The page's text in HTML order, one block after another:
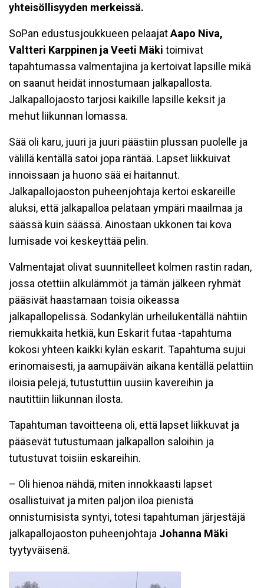
yhteisöllisyyden merkeissä.
SoPan edustusjoukkueen pelaajatAapo Niva,
Valtteri Karppinen ja Veeti Mäki toimivat
tapahtumassa valmentajina ja kertoivat lapsille mikä
on saanut heidät innostumaan jalkapallosta.
Jalkapallojaosto tarjosi kaikille lapsille keksit ja
mehut liikunnan lomassa.
Sää oli karu, juuri ja juuri päästiin plussan puolelle ja
välillä kentällä satoi jopa räntää. Lapset liikkuivat
innoissaan ja huono sää ei haitannut.
Jalkapallojaoston puheenjohtaja kertoi eskareille
aluksi, että jalkapalloa pelataan ympäri maailmaa ja
säässä kuin säässä. Ainostaan ukkonen tai kova
lumisade voi keskeyttää pelin.
Valmentajat olivat suunnitelleet kolmen rastin radan,
jossa otettiin alkulämmöt ja tämän jälkeen ryhmät
pääsivät haastamaan toisia oikeassa
jalkapallopelissä. Sodankylän urheilukentällä nähtiin
riemukkaita hetkiä, kun Eskarit futaa -tapahtuma
kokosi yhteen kaikki kylän eskarit. Tapahtuma sujui
erinomaisesti, ja aamupäivän aikana kentällä pelattiin
iloisia pelejä, tutustuttiin uusiin kavereihin ja
nautittiin liikunnan ilosta.
Tapahtuman tavoitteena oli, että lapset liikkuvat ja
pääsevät tutustumaan jalkapallon saloihin ja
tutustuvat toisiin eskareihin.
– Oli hienoa nähdä, miten innokkaasti lapset
osallistuivat ja miten paljon iloa pienistä
onnistumisista syntyi, totesi tapahtuman järjestäjä
jalkapallojaoston puheenjohtaja Johanna Mäki
tyytyväisenä.